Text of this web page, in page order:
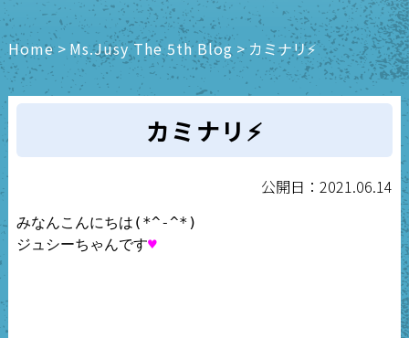
Home> Ms.Jusy The 5th Blog > カミナリ⚡
カミナリ⚡
公開日：2021.06.14
みなんこんにちは(*^-^*)
ジュシーちゃんです♥